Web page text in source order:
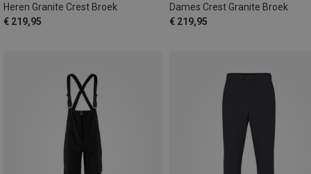
Heren Granite Crest Broek
€ 219,95
Dames Crest Granite Broek
€ 219,95